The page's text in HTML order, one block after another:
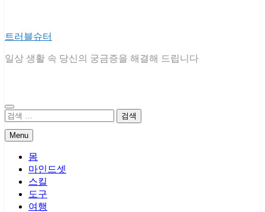
트러블슈터
일상 생활 속 당신의 궁금증을 해결해 드립니다
검
Menu
몸
마인드셋
스킬
도구
여행